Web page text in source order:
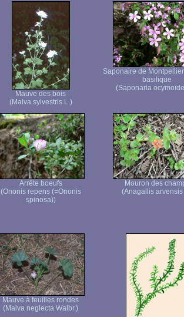
Mauve des bois
(Malva sylvestris L.)
Saponaire de
basilique
(Saponaria
Arrête boeufs
(Ononis repens (=Ononis
spinosa))
Mouron des
(Anagallis arvensis
Mauve à feuilles rondes
(Malva neglecta Walbr.)